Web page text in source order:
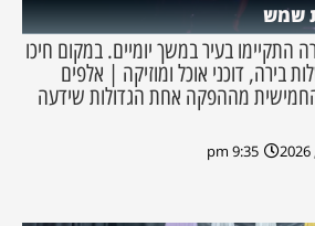
שמש
התקיימו בעיר במשך יומיים. במקום חיכו
בירה, דוכני אוכל ומוזיקה | אלפים
החמישית מההפקה אחת הגדולות שידעה
9:35 pm